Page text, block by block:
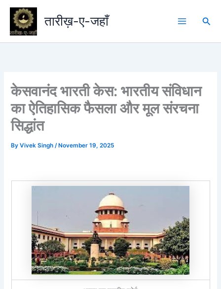
Skip
content
तारीख़-ए-जहाँ
केसवानंद भारती केस: भारतीय संविधान
का ऐतिहासिक फैसला और मूल संरचना
सिद्धांत
ByVivek Singh/ November 19, 2025